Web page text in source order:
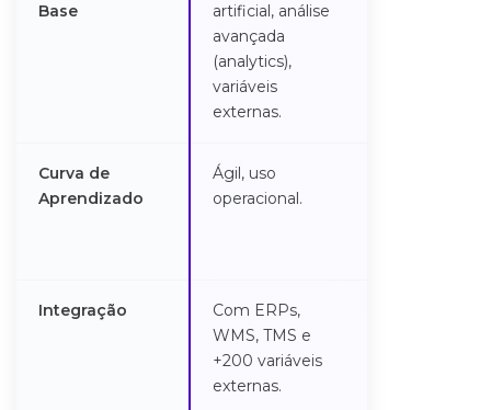
Base
artificial, análise
avançada
(analytics),
variáveis
externas.
Curva de
Aprendizado
Ágil, uso
operacional.
Integração
Com ERPs,
WMS, TMS e
+200 variáveis
externas.